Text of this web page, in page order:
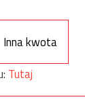
Inna kwota
Tutaj